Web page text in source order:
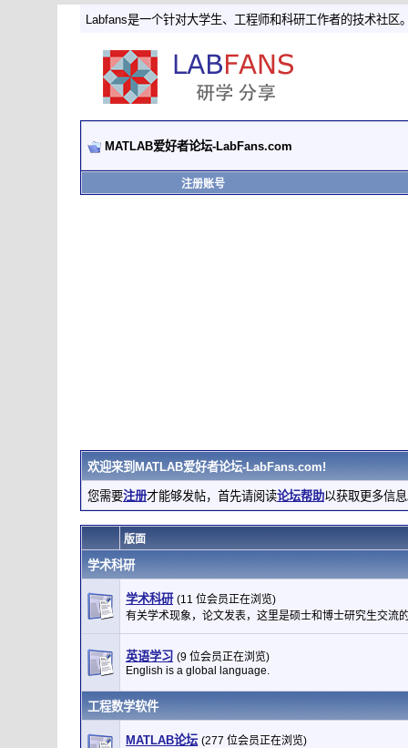
Labfans是一个针对大学生、工程师和科研工作者的技术社区
MATLAB爱好者论坛-LabFans.com
注册账号
欢迎来到 MATLAB爱好者论坛-LabFans.com!
您需要注册才能够发帖，首先请阅读论坛帮助以获取更多信
版面
学术科研
学术科研 (11 位会员正在浏览)
有关学术现象，论文发表，这里是硕士和博士研究生交流
英语学习 (9 位会员正在浏览)
English is a global language.
工程数学软件
MATLAB论坛 (277 位会员正在浏览)